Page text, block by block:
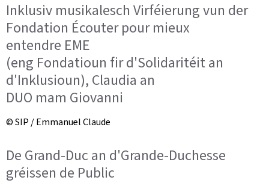
Inklusiv musikalesch Virféierung vun der
Fondation Écouter pour mieux
entendre EME
(eng Fondatioun fir d'Solidaritéit an
d'Inklusioun), Claudia an
DUO mam Giovanni
© SIP / Emmanuel Claude
De Grand-Duc an d'Grande-Duchesse
gréissen de Public